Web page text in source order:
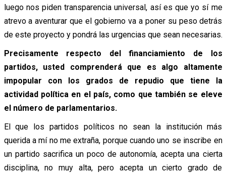
luego nos piden transparencia universal, así es que yo sí me
atrevo a aventurar que el gobierno va a poner su peso detrás
de este proyecto y pondrá las urgencias que sean necesarias.
Precisamente respecto del financiamiento de los
partidos, usted comprenderá que es algo altamente
impopular con los grados de repudio que tiene la
actividad política en el país, como que también se eleve
el número de parlamentarios.
El que los partidos políticos no sean la institución más
querida a mí no me extraña, porque cuando uno se inscribe en
un partido sacrifica un poco de autonomía, acepta una cierta
disciplina, no muy alta, pero acepta un cierto grado de